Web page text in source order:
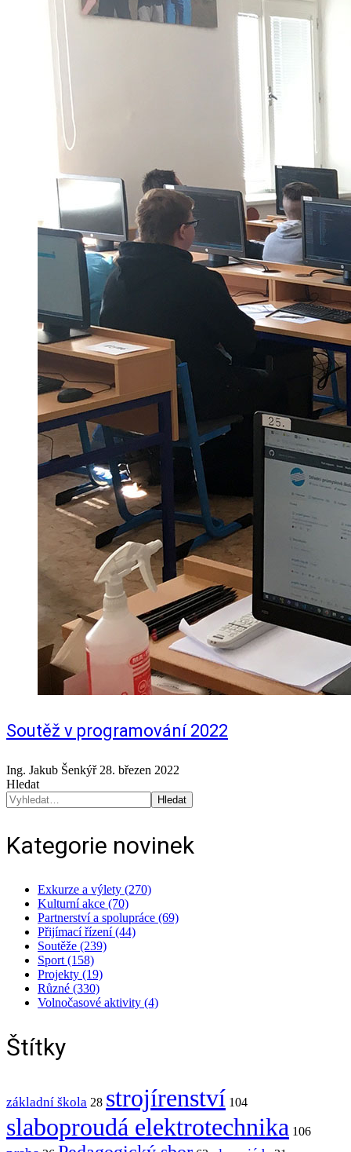
Soutěž v programování 2022
Ing. Jakub Šenkýř 28. březen 2022
Hledat
Hledat
Kategorie novinek
Exkurze a výlety (270)
Kulturní akce (70)
Partnerství a spolupráce (69)
Přijímací řízení (44)
Soutěže (239)
Sport (158)
Projekty (19)
Různé (330)
Volnočasové aktivity (4)
Štítky
základní škola 28 strojírenství 104
slaboproudá elektrotechnika 106